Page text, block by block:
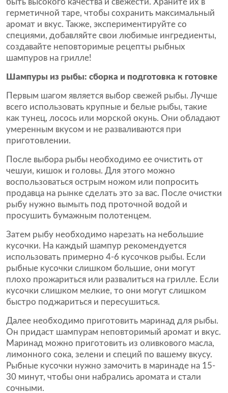
быть высокого качества и свежести. Храните их в
герметичной таре, чтобы сохранить максимальный
аромат и вкус. Также, экспериментируйте со
специями, добавляйте свои любимые ингредиенты,
создавайте неповторимые рецепты рыбных
шампуров на грилле!
Шампуры из рыбы: сборка и подготовка к готовке
Первым шагом является выбор свежей рыбы. Лучше
всего использовать крупные и белые рыбы, такие
как тунец, лосось или морской окунь. Они обладают
умеренным вкусом и не разваливаются при
приготовлении.
После выбора рыбы необходимо ее очистить от
чешуи, кишок и головы. Для этого можно
воспользоваться острым ножом или попросить
продавца на рынке сделать это за вас. После очистки
рыбу нужно вымыть под проточной водой и
просушить бумажным полотенцем.
Затем рыбу необходимо нарезать на небольшие
кусочки. На каждый шампур рекомендуется
использовать примерно 4-6 кусочков рыбы. Если
рыбные кусочки слишком большие, они могут
плохо прожариться или развалиться на грилле. Если
кусочки слишком мелкие, то они могут слишком
быстро поджариться и пересушиться.
Далее необходимо приготовить маринад для рыбы.
Он придаст шампурам неповторимый аромат и вкус.
Маринад можно приготовить из оливкового масла,
лимонного сока, зелени и специй по вашему вкусу.
Рыбные кусочки нужно замочить в маринаде на 15-
30 минут, чтобы они набрались аромата и стали
сочными.